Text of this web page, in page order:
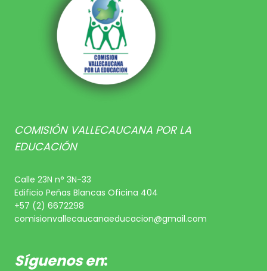
COMISIÓN VALLECAUCANA POR LA
EDUCACIÓN
Calle 23N n° 3N-33
Edificio Peñas Blancas Oficina 404
+57 (2) 6672298
comisionvallecaucanaeducacion@gmail.com
Síguenos en: